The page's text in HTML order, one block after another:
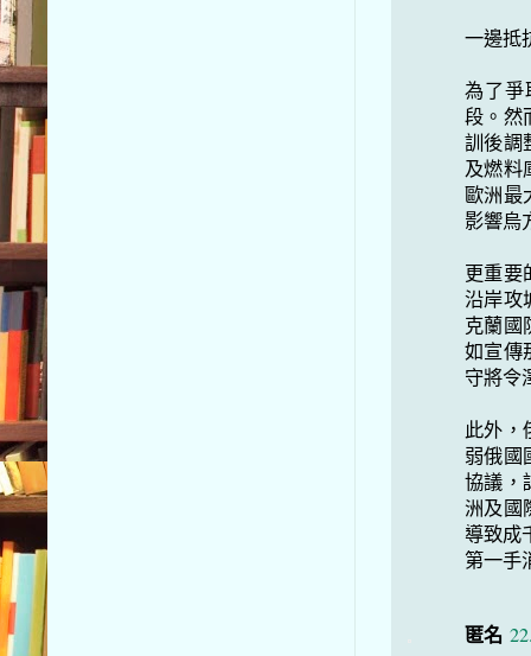
一邊抵
為了爭
段。然
訓後調
及燃料
歐洲最
影響烏
更重要
沿岸攻
克蘭國
如宣傳
守將令
此外，
弱俄國
協議，
洲及國
導致成
第一手
匿名